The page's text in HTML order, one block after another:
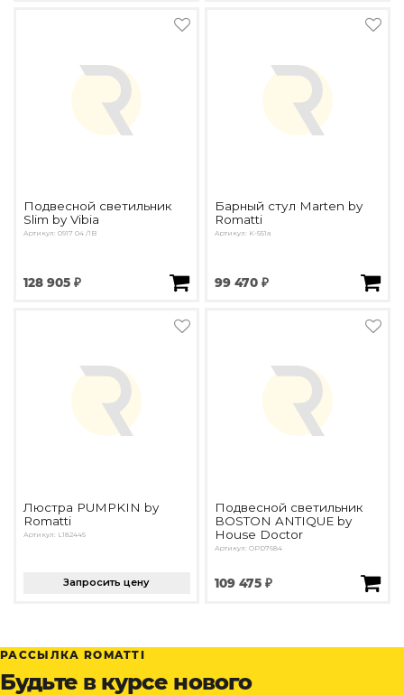
Подвесной светильник
Slim by Vibia
Артикул: 0917 04 /1B
128 905 ₽
Барный стул Marten by
Romatti
Артикул: K-551a
99 470 ₽
Люстра PUMPKIN by
Romatti
Артикул: L182445
Запросить цену
Подвесной светильник
BOSTON ANTIQUE by
House Doctor
Артикул: OPD7684
109 475 ₽
РАССЫЛКА ROMATTI
Будьте в курсе нового